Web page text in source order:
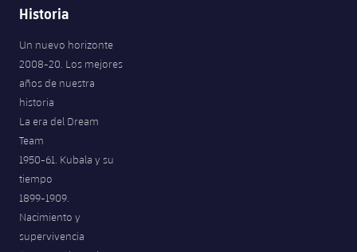
Historia
Un nuevo horizonte
2008-20. Los mejores
años de nuestra
historia
La era del Dream
Team
1950-61. Kubala y su
tiempo
1899-1909.
Nacimiento y
supervivencia